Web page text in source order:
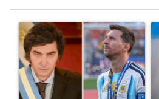
Un artículo de tendencia con el